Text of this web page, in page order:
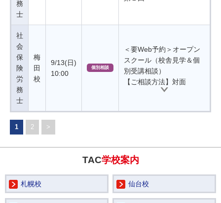
務
士
社
会
保
険
労
務
士
梅
田
校
9/13(日)
10:00
個別相談
＜要Web予約＞オープン
スクール（校舎見学＆個
別受講相談）
【ご相談方法】対面
1 2 >
TAC学校案内
札幌校 仙台校